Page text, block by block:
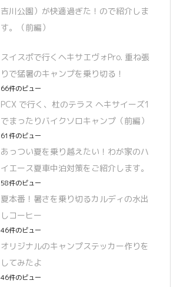
吉川公園）が快適過ぎた！ので紹介しま
す。（前編）
スイスポで行くヘキサエヴォPro. 重ね張
りで猛暑のキャンプを乗り切る！
66件のビュー
PCX で行く、杜のテラス ヘキサイーズ1
でまったりバイクソロキャンプ（前編）
61件のビュー
あっつい夏を乗り越えたい！わが家のハ
イエース夏車中泊対策をご紹介します。
58件のビュー
夏本番！暑さを乗り切るカルディの水出
しコーヒー
46件のビュー
オリジナルのキャンプステッカー作りを
してみたよ
46件のビュー